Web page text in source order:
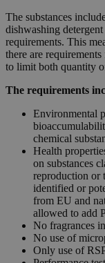
The substances
dishwashing
requirements. This
there are
to limit both quantity
The requirements
Environmental
chemical
Health
on substances
reproduction or
identified or
from EU and
allowed to add
No fragrances
No use of
Only use of